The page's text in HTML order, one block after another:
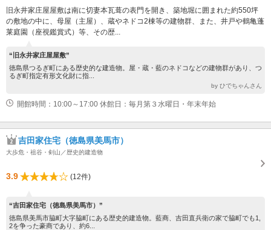
旧永井家庄屋屋敷は南に切妻本瓦葺の表門を開き、築地堀に囲まれた約550坪
の敷地の中に、母屋（主屋）、蔵やネドコ2棟等の建物群、また、井戸や鶴亀蓬
莱庭園（座視鑑賞式）等、その歴...
“旧永井家庄屋屋敷”
徳島県つるぎ町にある歴史的な建造物。屋・蔵・藍のネドコなどの建物群があり、つ
るぎ町指定有形文化財に指...
by ひでちゃんさん
開館時間：10:00～17:00 休館日：毎月第３水曜日・年末年始
吉田家住宅（徳島県美馬市）
大歩危・祖谷・剣山／歴史的建造物
3.9 (12件)
“吉田家住宅（徳島県美馬市）”
徳島県美馬市脇町大字脇町にある歴史的建造物。藍商、吉田直兵衛の家で脇町でも1,
2を争った豪商であり、約6...